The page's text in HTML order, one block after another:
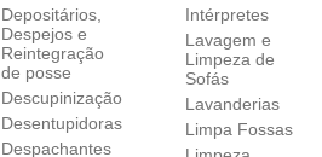
Depositários,
Despejos e
Reintegração
de posse
Descupinização
Desentupidoras
Despachantes
Intérpretes
Lavagem e
Limpeza de
Sofás
Lavanderias
Limpa Fossas